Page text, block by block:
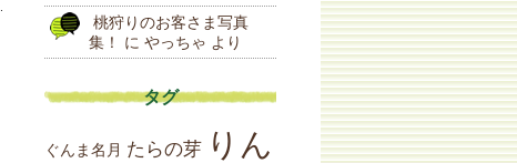
桃狩りのお客さま写真
集！
に やっちゃ より
タグ
ぐんま名月 たらの芽 りん